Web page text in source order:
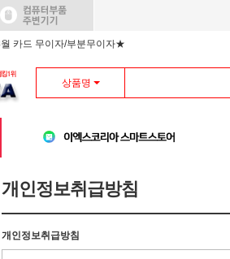
카드 무이자/부분무이자★
상품명
개인정보취급방침
개인정보취급방침